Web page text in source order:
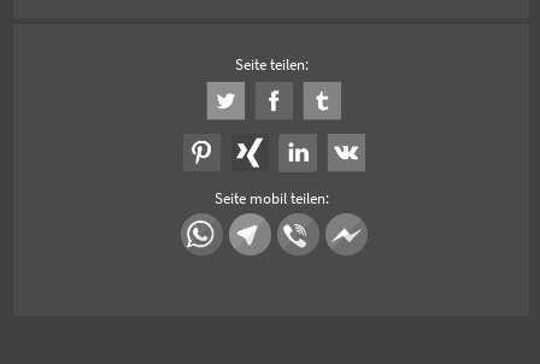
Seite teilen:
Seite mobil teilen: